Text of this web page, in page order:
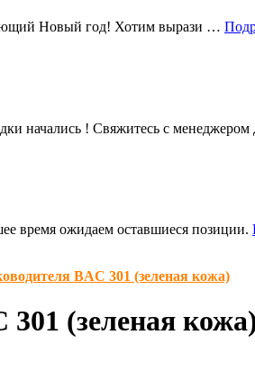
Новый год! Хотим вырази …
начались ! Свяжитесь с
время ожидаем оставшиеся позиции.
BAC 301 (зеленая кожа)
301 (зеленая